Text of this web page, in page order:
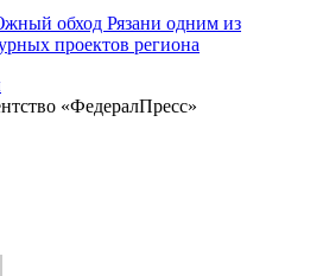
обход Рязани одним из
проектов региона
«ФедералПресс»